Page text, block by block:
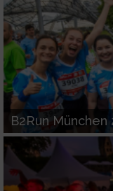
B2Run